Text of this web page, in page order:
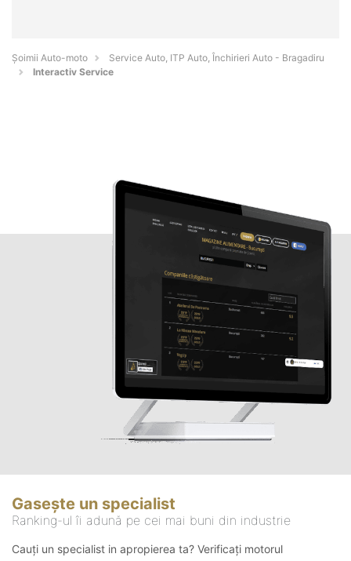
Șoimii Auto-moto
Service Auto, ITP Auto, Închirieri Auto - Bragadiru
Interactiv Service
Gasește un specialist
Ranking-ul îi adună pe cei mai buni din industrie
Cauți un specialist in apropierea ta? Verificați motorul